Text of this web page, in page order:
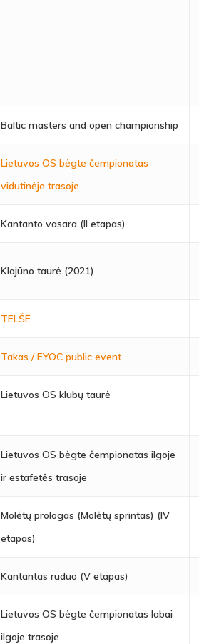
Baltic masters and open championship
Lietuvos OS bėgte čempionatas
vidutinėje trasoje
Kantanto vasara (II etapas)
Klajūno taurė (2021)
TELŠĒ
Takas / EYOC public event
Lietuvos OS klubų taurė
Lietuvos OS bėgte čempionatas ilgoje
ir estafetės trasoje
Molėtų prologas (Molėtų sprintas) (IV
etapas)
Kantantas ruduo (V etapas)
Lietuvos OS bėgte čempionatas labai
ilgoje trasoje